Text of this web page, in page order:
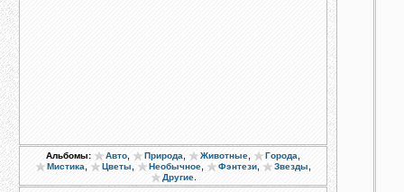
Альбомы: Авто Природа Животные Города
Мистика Цветы Необычное Фэнтези Звезды
Другие.